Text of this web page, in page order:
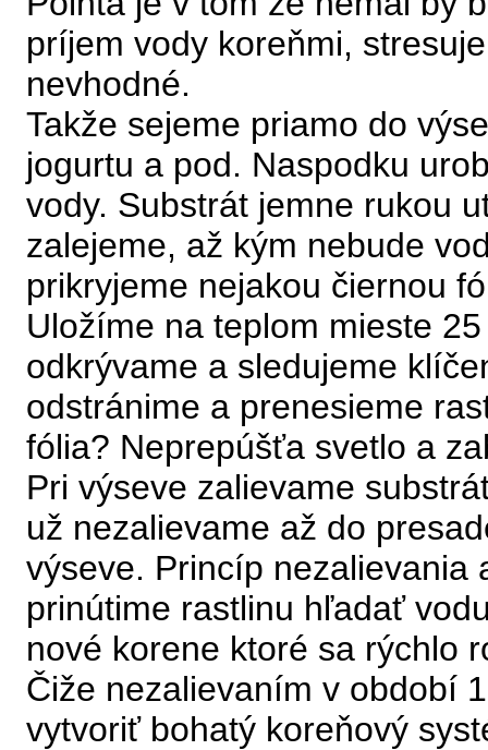
príjem vody koreňmi,
nevhodné.
Takže sejeme priamo do
jogurtu a pod. Naspodku
vody. Substrát jemne rukou
zalejeme, až kým nebude
prikryjeme nejakou čiernou
Uložíme na teplom mieste
odkrývame a sledujeme
odstránime a prenesieme
fólia? Neprepúšťa svetlo a
Pri výseve zalievame
už nezalievame až do
výseve. Princíp nezalievania
prinútime rastlinu hľadať
nové korene ktoré sa rýchlo
Čiže nezalievaním v období
vytvoriť bohatý koreňový